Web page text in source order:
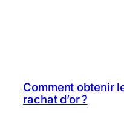
Comment obtenir
rachat d’or ?